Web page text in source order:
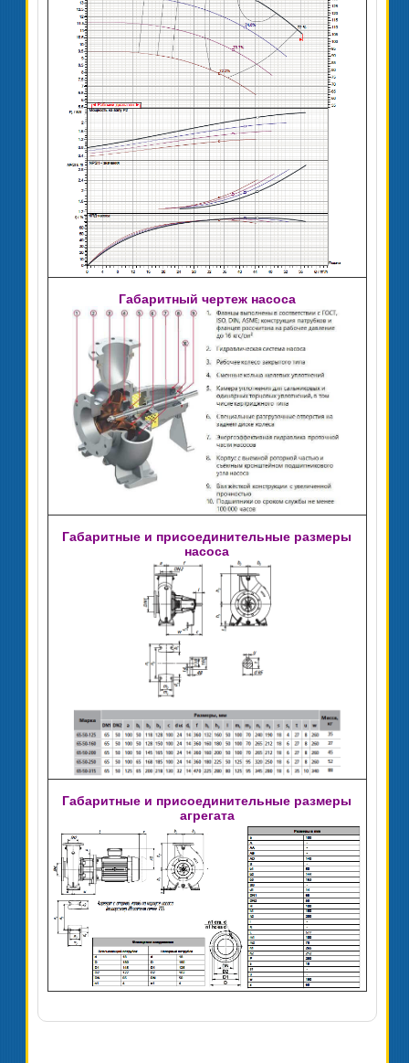
Габаритный чертеж насоса
Габаритные и присоединительные размеры
насоса
Габаритные и присоединительные размеры
агрегата